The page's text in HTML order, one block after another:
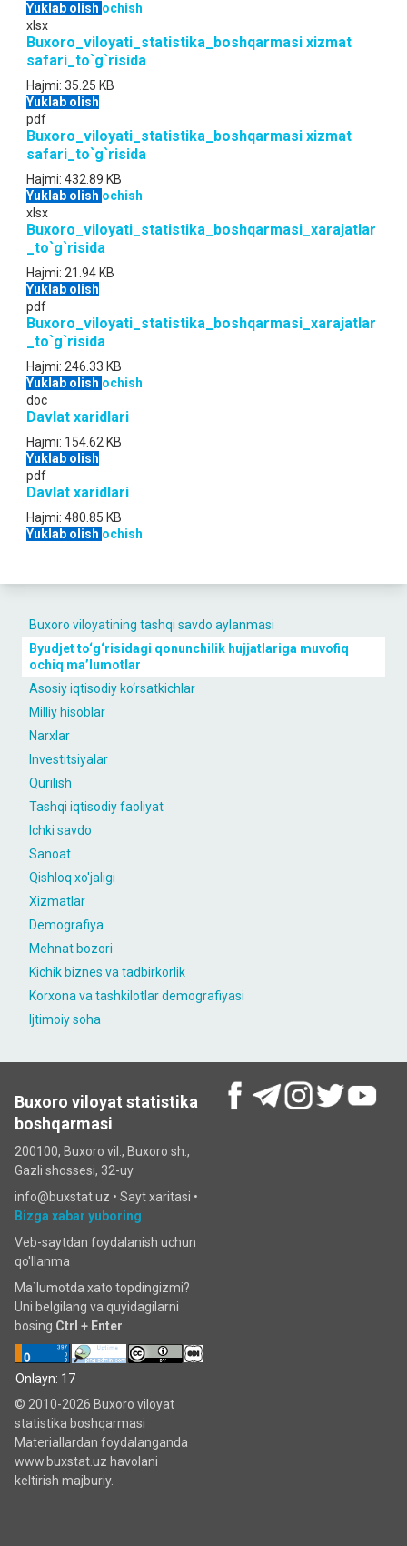
Buxoro viloyatining tashqi savdo aylanmasi
Byudjet to‘g‘risidagi qonunchilik hujjatlariga muvofiq
ochiq maʼlumotlar
Asosiy iqtisodiy ko‘rsatkichlar
Milliy hisoblar
Narxlar
Investitsiyalar
Qurilish
Tashqi iqtisodiy faoliyat
Ichki savdo
Sanoat
Qishloq xo'jaligi
Xizmatlar
Demografiya
Mehnat bozori
Kichik biznes va tadbirkorlik
Korxona va tashkilotlar demografiyasi
Ijtimoiy soha
Yuklab olish ochish
xlsx
Buxoro_viloyati_statistika_boshqarmasi xizmat
safari_to`g`risida
Hajmi: 35.25 KB
Yuklab olish
pdf
Buxoro_viloyati_statistika_boshqarmasi xizmat
safari_to`g`risida
Hajmi: 432.89 KB
Yuklab olish ochish
xlsx
Buxoro_viloyati_statistika_boshqarmasi_xarajatlar
_to`g`risida
Hajmi: 21.94 KB
Yuklab olish
pdf
Buxoro_viloyati_statistika_boshqarmasi_xarajatlar
_to`g`risida
Hajmi: 246.33 KB
Yuklab olish ochish
doc
Davlat xaridlari
Hajmi: 154.62 KB
Yuklab olish
pdf
Davlat xaridlari
Hajmi: 480.85 KB
Yuklab olish ochish
Buxoro viloyat statistika
boshqarmasi
200100, Buxoro vil., Buxoro sh.,
Gazli shossesi, 32-uy
info@buxstat.uz • Sayt xaritasi •
Bizga xabar yuboring
Veb-saytdan foydalanish uchun
qo'llanma
Ma`lumotda xato topdingizmi?
Uni belgilang va quyidagilarni
bosing Ctrl + Enter
Onlayn: 17
© 2010-2026 Buxoro viloyat
statistika boshqarmasi
Materiallardan foydalanganda
www.buxstat.uz havolani
keltirish majburiy.